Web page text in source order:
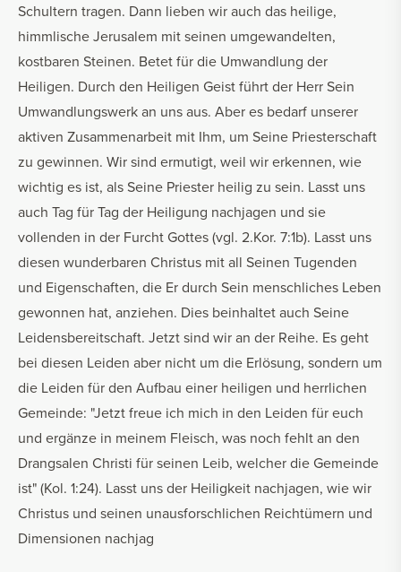
Schultern tragen. Dann lieben wir auch das heilige,
himmlische Jerusalem mit seinen umgewandelten,
kostbaren Steinen. Betet für die Umwandlung der
Heiligen. Durch den Heiligen Geist führt der Herr Sein
Umwandlungswerk an uns aus. Aber es bedarf unserer
aktiven Zusammenarbeit mit Ihm, um Seine Priesterschaft
zu gewinnen. Wir sind ermutigt, weil wir erkennen, wie
wichtig es ist, als Seine Priester heilig zu sein. Lasst uns
auch Tag für Tag der Heiligung nachjagen und sie
vollenden in der Furcht Gottes (vgl. 2.Kor. 7:1b). Lasst uns
diesen wunderbaren Christus mit all Seinen Tugenden
und Eigenschaften, die Er durch Sein menschliches Leben
gewonnen hat, anziehen. Dies beinhaltet auch Seine
Leidensbereitschaft. Jetzt sind wir an der Reihe. Es geht
bei diesen Leiden aber nicht um die Erlösung, sondern um
die Leiden für den Aufbau einer heiligen und herrlichen
Gemeinde: "Jetzt freue ich mich in den Leiden für euch
und ergänze in meinem Fleisch, was noch fehlt an den
Drangsalen Christi für seinen Leib, welcher die Gemeinde
ist" (Kol. 1:24). Lasst uns der Heiligkeit nachjagen, wie wir
Christus und seinen unausforschlichen Reichtümern und
Dimensionen nachjag